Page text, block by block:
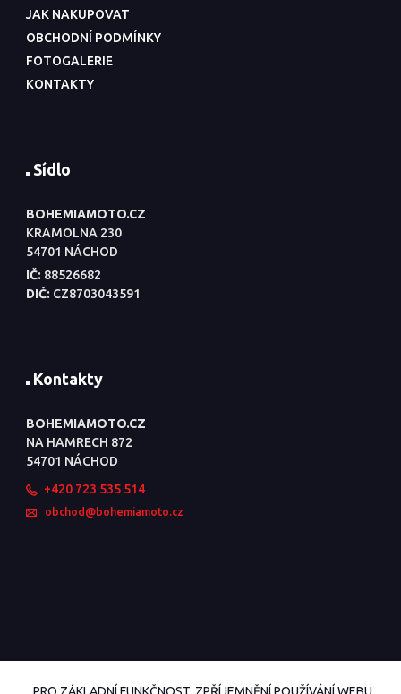
JAK NAKUPOVAT
OBCHODNÍ PODMÍNKY
FOTOGALERIE
KONTAKTY
Sídlo
BOHEMIAMOTO.CZ
KRAMOLNA 230
54701 NÁCHOD
IČ: 88526682
DIČ: CZ8703043591
Kontakty
BOHEMIAMOTO.CZ
NA HAMRECH 872
54701 NÁCHOD
+420 723 535 514
obchod@bohemiamoto.cz